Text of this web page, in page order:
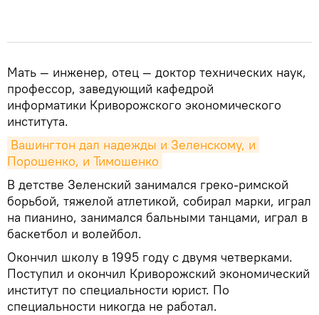
Мать — инженер, отец — доктор технических наук,
профессор, заведующий кафедрой
информатики Криворожского экономического
института.
Вашингтон дал надежды и Зеленскому, и
Порошенко, и Тимошенко
В детстве Зеленский занимался греко-римской
борьбой, тяжелой атлетикой, собирал марки, играл
на пианино, занимался бальными танцами, играл в
баскетбол и волейбол.
Окончил школу в 1995 году с двумя четверками.
Поступил и окончил Криворожский экономический
институт по специальности юрист. По
специальности никогда не работал.